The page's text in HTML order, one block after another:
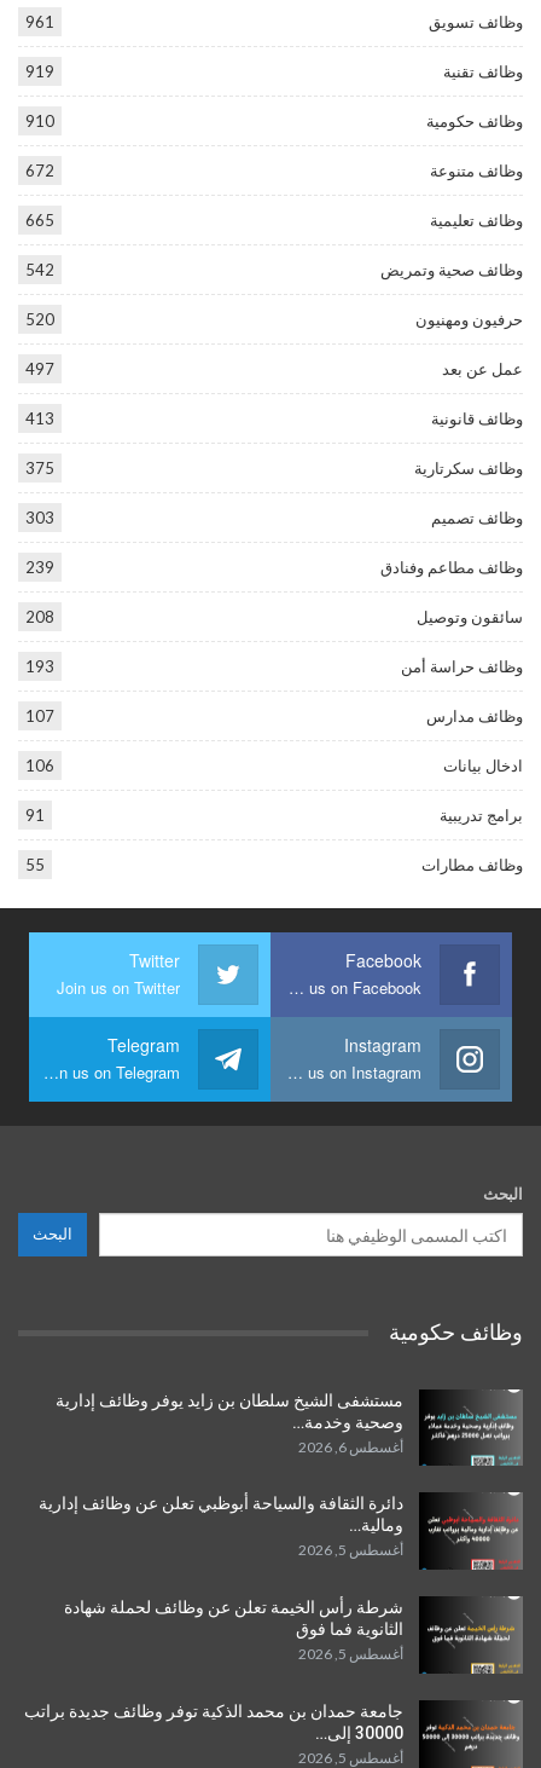
وظائف تسويق 961
وظائف تقنية 919
وظائف حكومية 910
وظائف متنوعة 672
وظائف تعليمية 665
وظائف صحية وتمريض 542
حرفيون ومهنيون 520
عمل عن بعد 497
وظائف قانونية 413
وظائف سكرتارية 375
وظائف تصميم 303
وظائف مطاعم وفنادق 239
سائقون وتوصيل 208
وظائف حراسة أمن 193
وظائف مدارس 107
ادخال بيانات 106
برامج تدريبية 91
وظائف مطارات 55
Facebook
Join us on Facebook
Twitter
Join us on Twitter
Instagram
Join us on Instagram
Telegram
Join us on Telegram
البحث
البحث
وظائف حكومية
مستشفى الشيخ سلطان بن زايد يوفر وظائف إدارية
وصحية وخدمة…
أغسطس 6, 2026
دائرة الثقافة والسياحة أبوظبي تعلن عن وظائف إدارية
ومالية…
أغسطس 5, 2026
شرطة رأس الخيمة تعلن عن وظائف لحملة شهادة
الثانوية فما فوق
أغسطس 5, 2026
جامعة حمدان بن محمد الذكية توفر وظائف جديدة براتب
30000 إلى…
أغسطس 5, 2026